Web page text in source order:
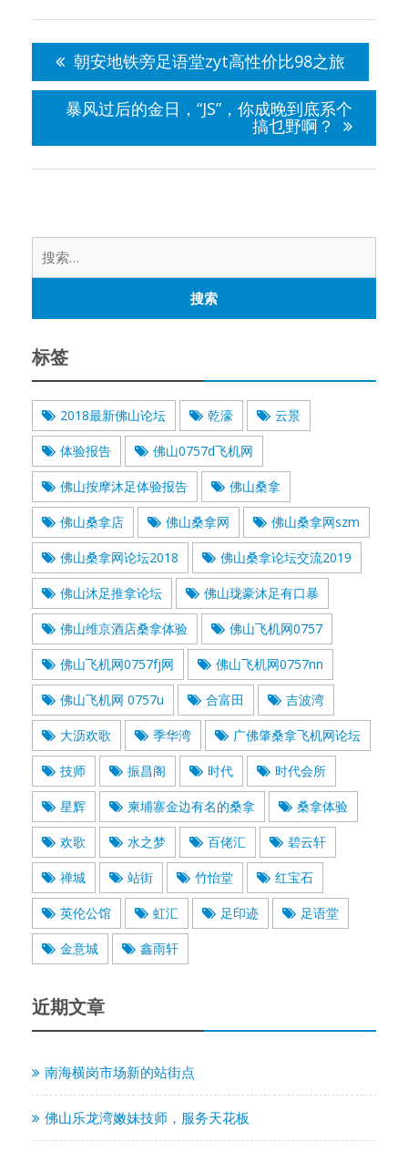
导
航
朝安地铁旁足语堂zyt高性价比98之旅
暴风过后的金日，“JS”，你成晚到底系个
搞乜野啊？
标签
2018最新佛山论坛 乾濠 云景
体验报告 佛山0757d飞机网
佛山按摩沐足体验报告 佛山桑拿
佛山桑拿店 佛山桑拿网 佛山桑拿网szm
佛山桑拿网论坛2018 佛山桑拿论坛交流2019
佛山沐足推拿论坛 佛山珑豪沐足有口暴
佛山维京酒店桑拿体验 佛山飞机网0757
佛山飞机网0757fj网 佛山飞机网0757nn
佛山飞机网 0757u 合富田 吉波湾
大沥欢歌 季华湾 广佛肇桑拿飞机网论坛
技师 振昌阁 时代 时代会所
星辉 柬埔寨金边有名的桑拿 桑拿体验
欢歌 水之梦 百佬汇 碧云轩
禅城 站街 竹怡堂 红宝石
英伦公馆 虹汇 足印迹 足语堂
金意城 鑫雨轩
近期文章
南海横岗市场新的站街点
佛山乐龙湾嫩妹技师，服务天花板